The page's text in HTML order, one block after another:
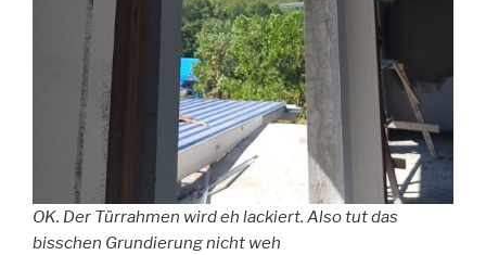
OK. Der Türrahmen wird eh lackiert. Also tut das
bisschen Grundierung nicht weh